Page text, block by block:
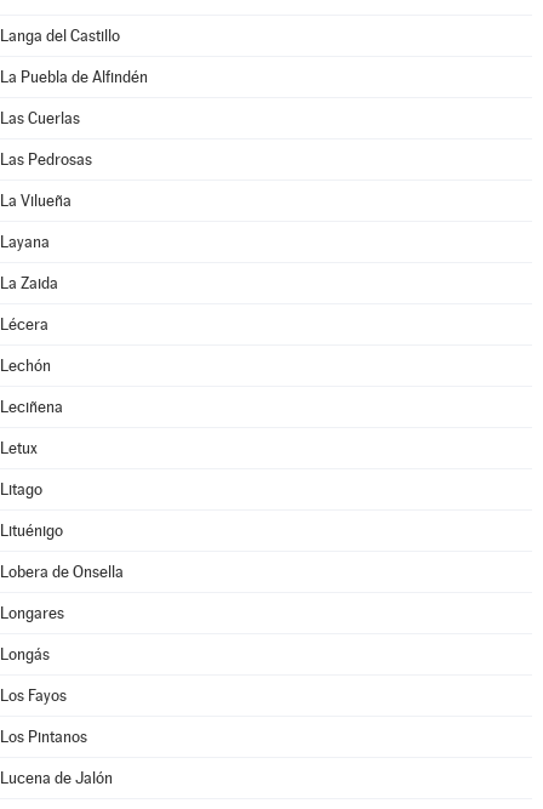
Langa del Castillo
La Puebla de Alfindén
Las Cuerlas
Las Pedrosas
La Vilueña
Layana
La Zaida
Lécera
Lechón
Leciñena
Letux
Litago
Lituénigo
Lobera de Onsella
Longares
Longás
Los Fayos
Los Pintanos
Lucena de Jalón